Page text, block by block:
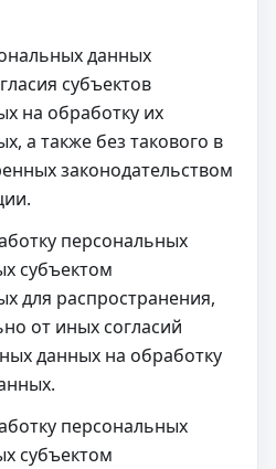
данных
субъектов
на обработку их
а также без такового в
законодательством
персональных
субъектом
для распространения,
от иных согласий
данных на обработку
персональных
субъектом